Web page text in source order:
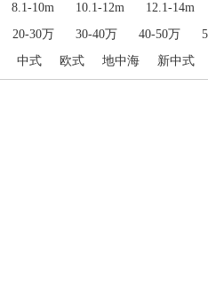
8.1-10m 10.1-12m 12.1-14m
20-30万 30-40万 40-50万
中式 欧式 地中海 新中式